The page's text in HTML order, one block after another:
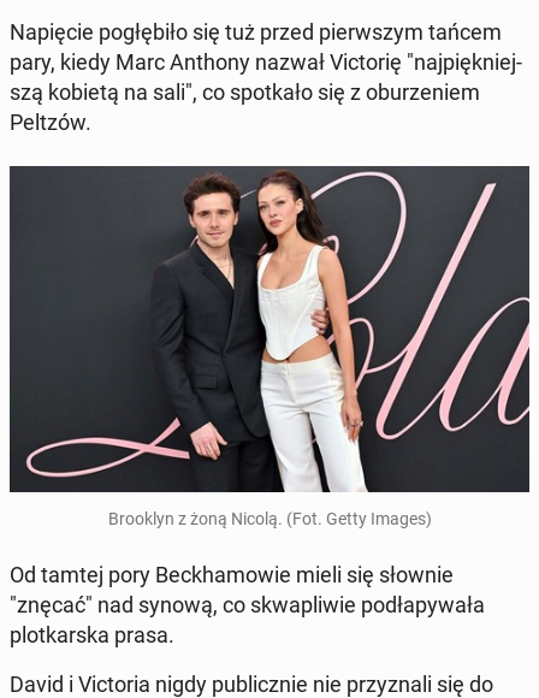
Na­pię­cie po­głę­bi­ło się tuż przed pierw­szym tańcem
pary, kiedy Marc Anthony nazwał Vic­to­rię "naj­pięk­niej­
szą kobietą na sali", co spo­tka­ło się z obu­rze­niem
Peltzów.
Bro­oklyn z żoną Nicolą. (Fot. Getty Images)
Od tamtej pory Bec­kha­mo­wie mieli się słownie
"znęcać" nad synową, co skwa­pli­wie pod­ła­py­wa­ła
plot­kar­ska prasa.
David i Vic­to­ria nigdy pu­blicz­nie nie przy­zna­li się do